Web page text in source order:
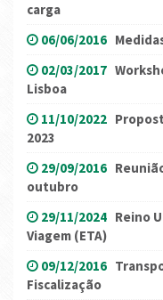
carga
06/06/2016
02/03/2017
Lisboa
11/10/2022
2023
29/09/2016
outubro
29/11/2024 Reino
Viagem (ETA)
09/12/2016
Fiscalização